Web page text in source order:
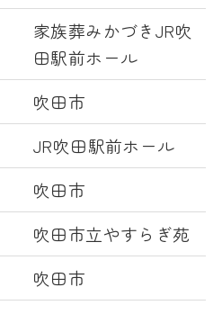
家族葬みかづきJR吹
田駅前ホール
吹田市
JR吹田駅前ホール
吹田市
吹田市立やすらぎ苑
吹田市